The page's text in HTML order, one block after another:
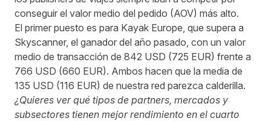
conseguir el valor medio del pedido (AOV) más alto.
El primer puesto es para Kayak Europe, que supera a
Skyscanner, el ganador del año pasado, con un valor
medio de transacción de 842 USD (725 EUR) frente a
766 USD (660 EUR). Ambos hacen que la media de
135 USD (116 EUR) de nuestra red parezca calderilla.
¿Quieres ver qué tipos de partners, mercados y
subsectores tienen mejor rendimiento en el cuarto